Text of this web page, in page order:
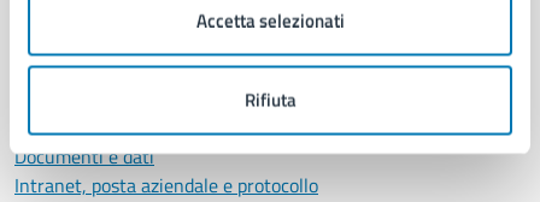
Accetta selezionati
Rifiuta
Enti e fondazioni
Personale amministrativo
Documenti e dati
Intranet, posta aziendale e protocollo